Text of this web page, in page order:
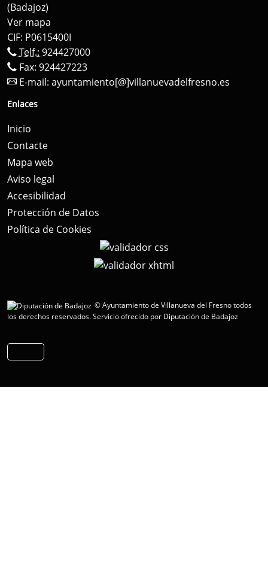
(Badajoz)
Ver mapa
CIF: P0615400I
Telf.: 924427000
Fax: 924427223
E-mail: ayuntamiento[@]villanuevadelfresno.es
Enlaces
Inicio
Contacte
Mapa web
Aviso legal
Accesibilidad
Protección de Datos
Política de Cookies
© Ayuntamiento de Villanueva del Fresno todos
los derechos reservados.Servicio ofrecido por Diputación de Badajoz